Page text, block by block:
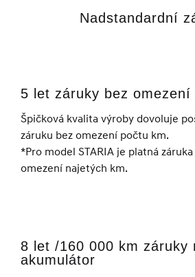
Nadstandardní
5 let záruky bez
Špičková kvalita výroby dovoluje
záruku bez omezení počtu km.
*Pro model STARIA je platná
omezení najetých km.
8 let /160 000 km záruky
akumulátor